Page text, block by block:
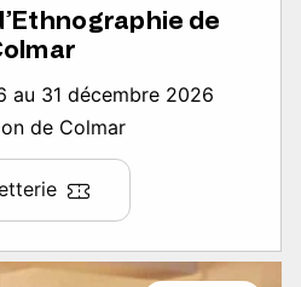
de
au 31 décembre 2026
de Colmar